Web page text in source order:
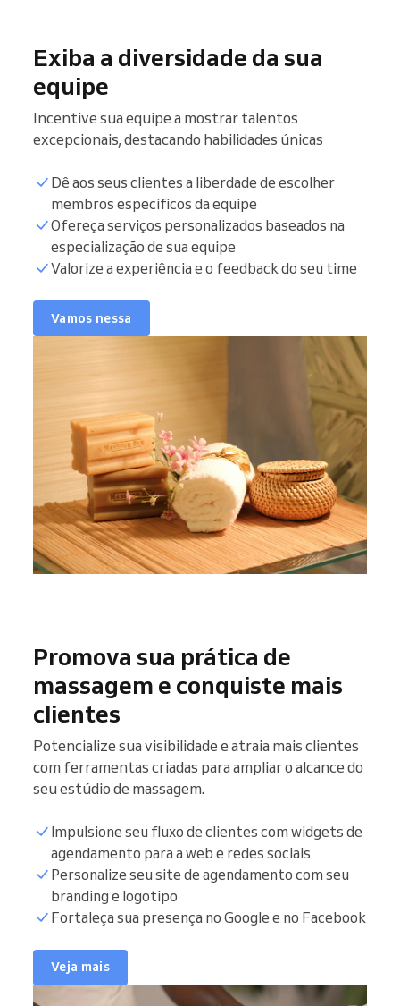
Exiba a diversidade da sua
equipe
Incentive sua equipe a mostrar talentos
excepcionais, destacando habilidades únicas
Dê aos seus clientes a liberdade de escolher
membros específicos da equipe
Ofereça serviços personalizados baseados na
especialização de sua equipe
Valorize a experiência e o feedback do seu time
Vamos nessa
Promova sua prática de
massagem e conquiste mais
clientes
Potencialize sua visibilidade e atraia mais clientes
com ferramentas criadas para ampliar o alcance do
seu estúdio de massagem.
Impulsione seu fluxo de clientes com widgets de
agendamento para a web e redes sociais
Personalize seu site de agendamento com seu
branding e logotipo
Fortaleça sua presença no Google e no Facebook
Veja mais